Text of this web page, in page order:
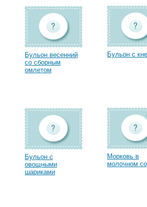
Бульон весенний
со сборным
омлетом
Бульон с
Бульон с
овощными
шариками
Морковь в
молочном